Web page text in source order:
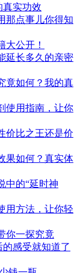
真实功效
那点事儿你得知
大公开！
延长多久的亲密
竟如何？我的真
使用指南，让你
价比之王还是价
果如何？真实体
中的“延时神
用方法，让你轻
你一探究竟
感受就知道了